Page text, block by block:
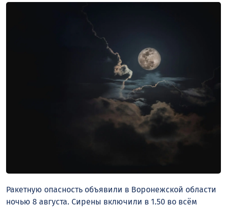
Ракетную опасность объявили в Воронежской области
ночью 8 августа. Сирены включили в 1.50 во всём